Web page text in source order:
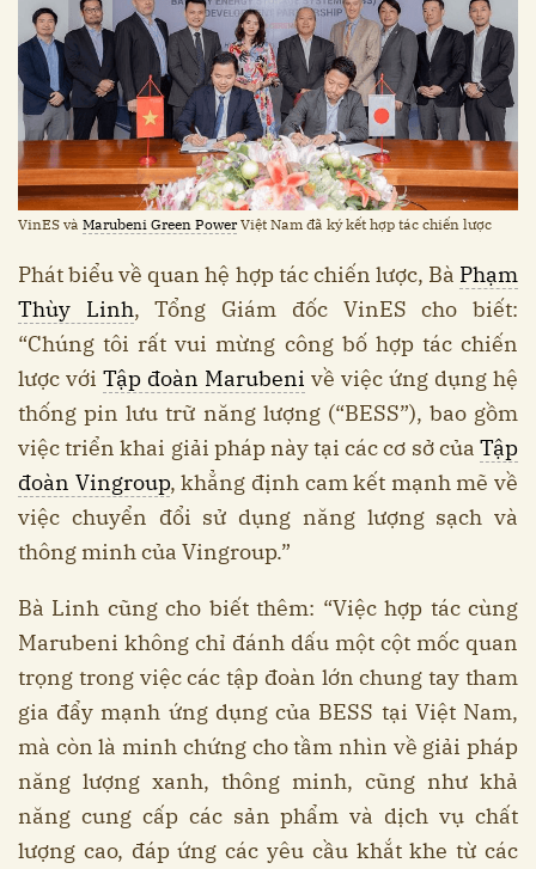
VinES và Marubeni Green PowerViệt Nam đã ký kết hợp tác chiến lược
Phát biểu về quan hệ hợp tác chiến lược, Bà Phạm
Thùy Linh, Tổng Giám đốc VinES cho biết:
“Chúng tôi rất vui mừng công bố hợp tác chiến
lược với Tập đoàn Marubeni về việc ứng dụng hệ
thống pin lưu trữ năng lượng (“BESS”), bao gồm
việc triển khai giải pháp này tại các cơ sở của Tập
đoàn Vingroup, khẳng định cam kết mạnh mẽ về
việc chuyển đổi sử dụng năng lượng sạch và
thông minh của Vingroup.”
Bà Linh cũng cho biết thêm: “Việc hợp tác cùng
Marubeni không chỉ đánh dấu một cột mốc quan
trọng trong việc các tập đoàn lớn chung tay tham
gia đẩy mạnh ứng dụng của BESS tại Việt Nam,
mà còn là minh chứng cho tầm nhìn về giải pháp
năng lượng xanh, thông minh, cũng như khả
năng cung cấp các sản phẩm và dịch vụ chất
lượng cao, đáp ứng các yêu cầu khắt khe từ các